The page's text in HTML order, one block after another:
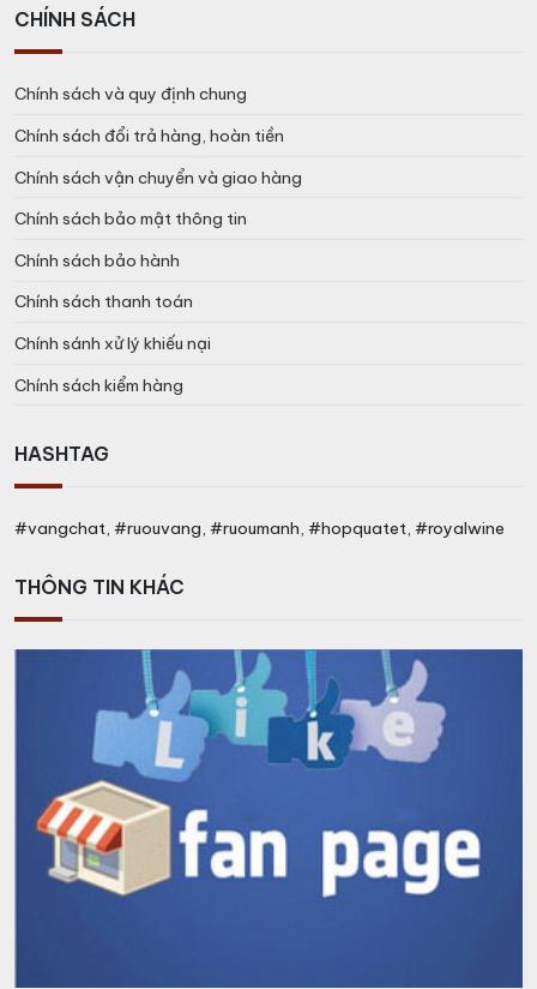
CHÍNH SÁCH
Chính sách và quy định chung
Chính sách đổi trả hàng, hoàn tiền
Chính sách vận chuyển và giao hàng
Chính sách bảo mật thông tin
Chính sách bảo hành
Chính sách thanh toán
Chính sánh xử lý khiếu nại
Chính sách kiểm hàng
HASHTAG
#vangchat, #ruouvang, #ruoumanh, #hopquatet, #royalwine
THÔNG TIN KHÁC